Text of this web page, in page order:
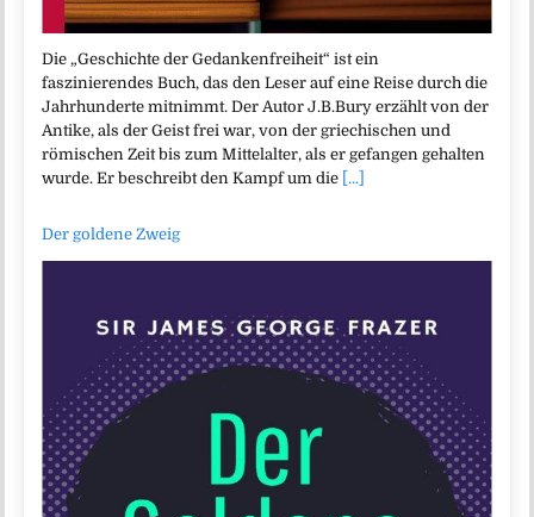
Die „Geschichte der Gedankenfreiheit“ ist ein
faszinierendes Buch, das den Leser auf eine Reise durch die
Jahrhunderte mitnimmt. Der Autor J.B.Bury erzählt von der
Antike, als der Geist frei war, von der griechischen und
römischen Zeit bis zum Mittelalter, als er gefangen gehalten
wurde. Er beschreibt den Kampf um die [...]
Der goldene Zweig